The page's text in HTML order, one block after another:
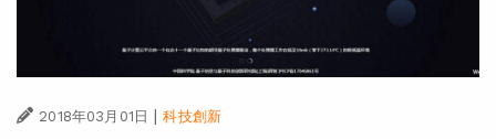
2018年03月01日 | 科技創新